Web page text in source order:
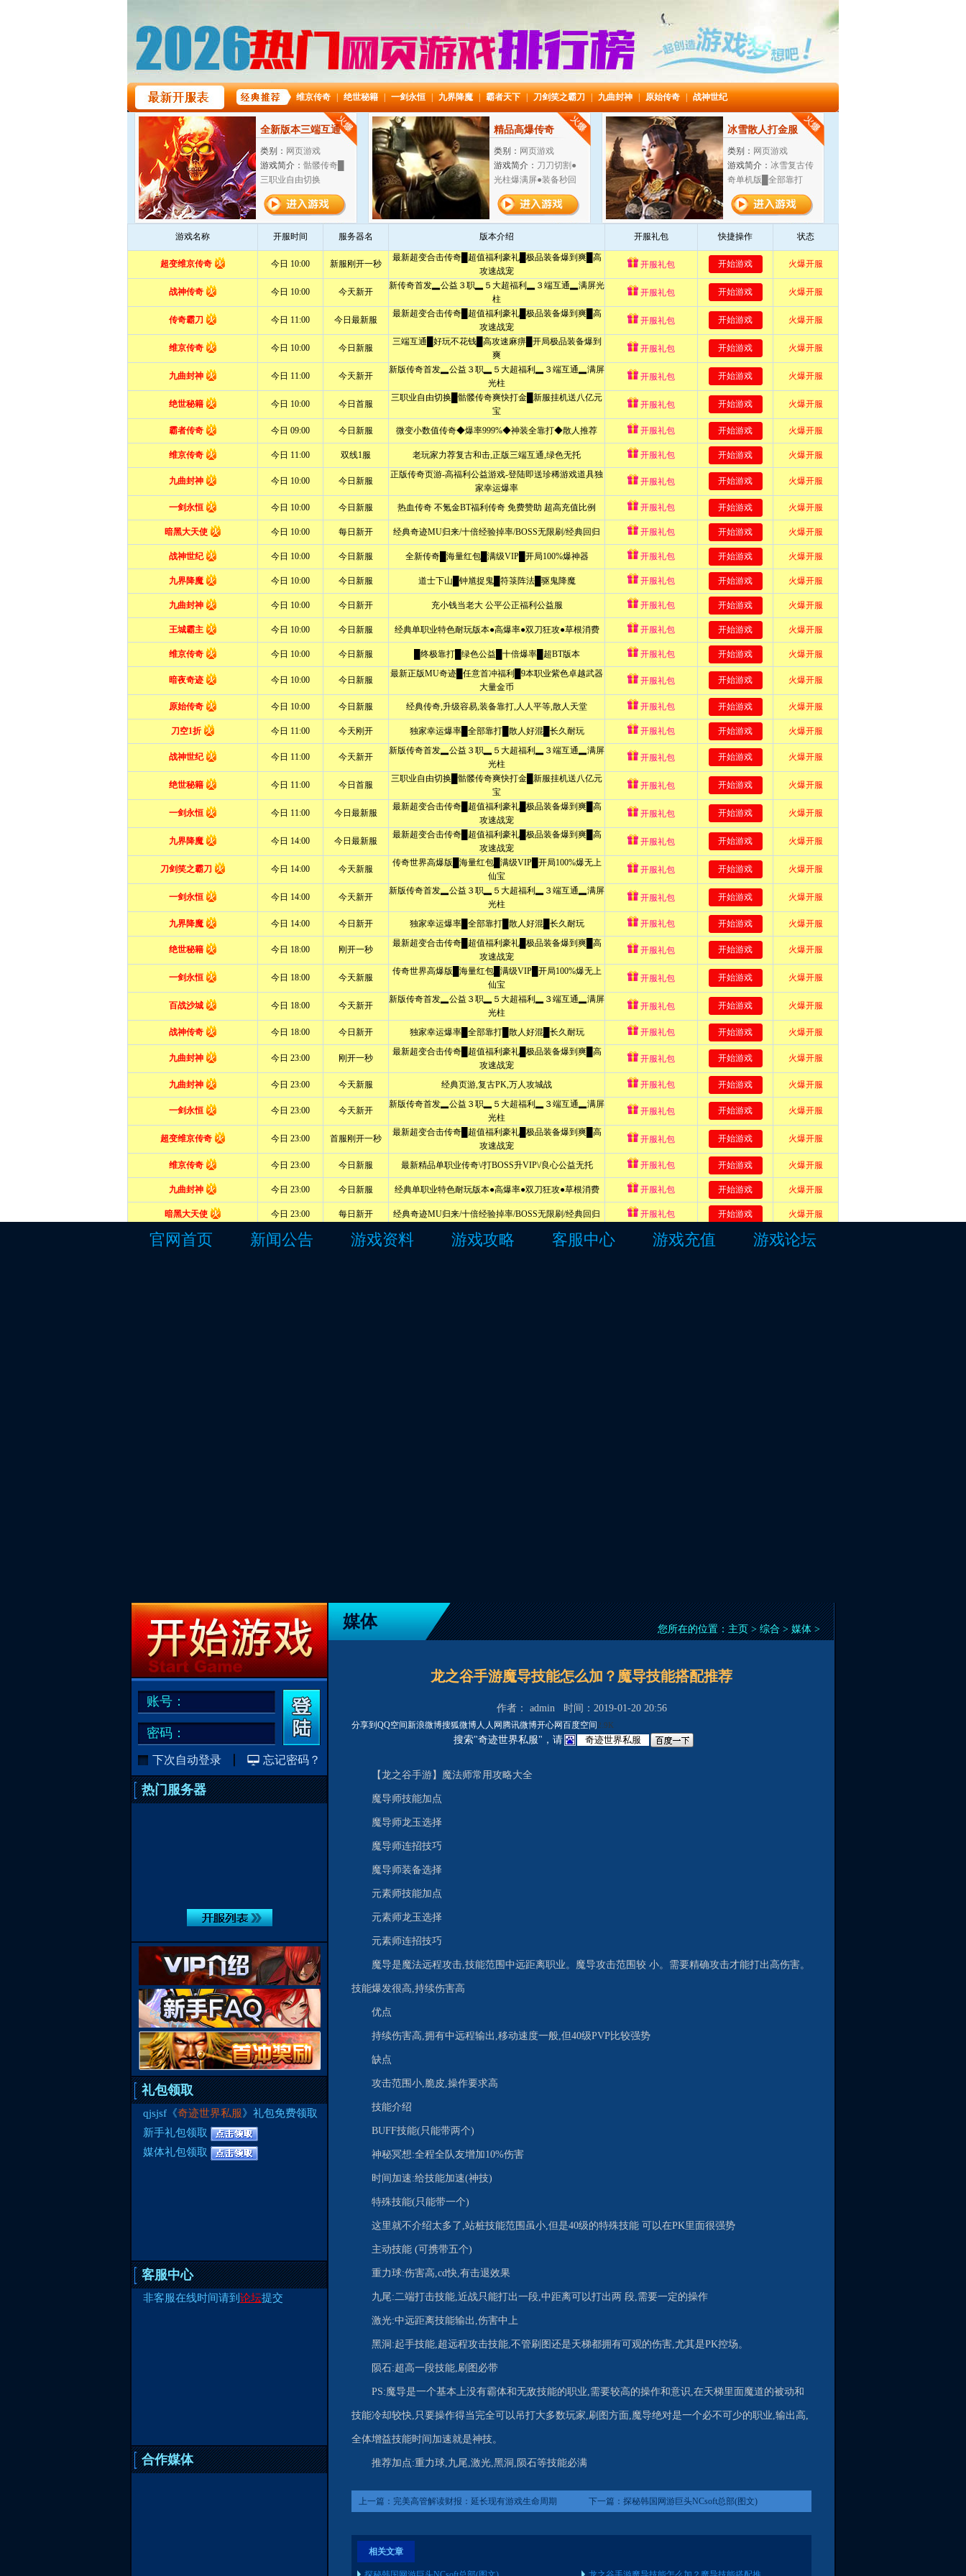
官网首页 新闻公告 游戏资料 游戏攻略 客服中心 游戏充值 游戏论坛
账号：
密码：
下次自动登录 忘记密码？
热门服务器
礼包领取
qjsjsf《奇迹世界私服》礼包免费领取
新手礼包领取
媒体礼包领取
客服中心
非客服在线时间请到 论坛提交
合作媒体
媒体 您所在的位置：主页>综合>媒体>
龙之谷手游魔导技能怎么加？魔导技能搭配推荐
作者： admin 时间：2019-01-20 20:56
分享到 QQ空间新浪微博搜狐微博人人网 腾讯微博开心网百度空间2.9K
搜索"奇迹世界私服"，请
【龙之谷手游】魔法师常用攻略大全
魔导师技能加点
魔导师龙玉选择
魔导师连招技巧
魔导师装备选择
元素师技能加点
元素师龙玉选择
元素师连招技巧
魔导是魔法远程攻击,技能范围中远距离职业。魔导攻击范围较 小。需要精确攻击才能打出高伤害。
技能爆发很高,持续伤害高
优点
持续伤害高,拥有中远程输出,移动速度一般,但40级PVP比较强势
缺点
攻击范围小,脆皮,操作要求高
技能介绍
BUFF技能(只能带两个)
神秘冥想:全程全队友增加10%伤害
时间加速:给技能加速(神技)
特殊技能(只能带一个)
这里就不介绍太多了,站桩技能范围虽小,但是40级的特殊技能 可以在PK里面很强势
主动技能 (可携带五个)
重力球:伤害高,cd快,有击退效果
九尾:二端打击技能,近战只能打出一段,中距离可以打出两 段,需要一定的操作
激光:中远距离技能输出,伤害中上
黑洞:起手技能,超远程攻击技能,不管刷图还是天梯都拥有可观的伤害,尤其是PK控场。
陨石:超高一段技能,刷图必带
PS:魔导是一个基本上没有霸体和无敌技能的职业,需要较高的操作和意识,在天梯里面魔道的被动和
技能冷却较快,只要操作得当完全可以吊打大多数玩家,刷图方面,魔导绝对是一个必不可少的职业,输出高,
全体增益技能时间加速就是神技。
推荐加点:重力球,九尾,激光,黑洞,陨石等技能必满
上一篇： 完美高管解读财报：延长现有游戏生命周期 下一篇： 探秘韩国网游巨头NCsoft总部(图文)
相关文章